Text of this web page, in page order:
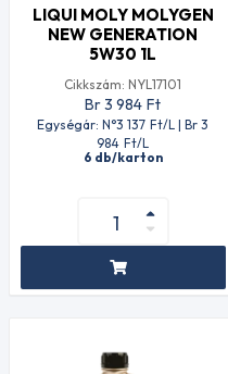
LIQUI MOLY MOLYGEN
NEW GENERATION
5W30 1L
Cikkszám: NYL17101
Br 3 984 Ft
Egységár: N°3 137 Ft/L | Br 3
984 Ft/L
6 db/karton